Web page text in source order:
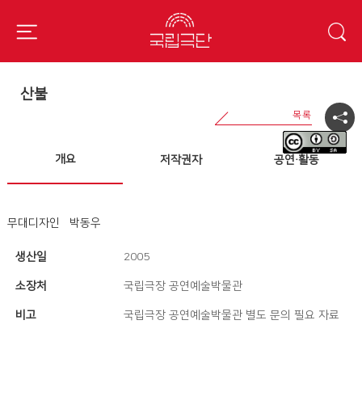
산불
개요 저작권자 공연·활동
무대디자인 박동우
생산일 2005
소장처 국립극장 공연예술박물관
비고 국립극장 공연예술박물관 별도 문의 필요 자료